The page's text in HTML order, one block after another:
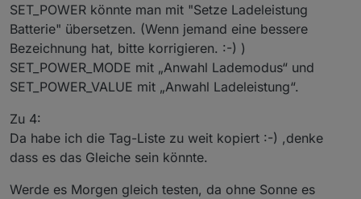
SET_POWER könnte man mit "Setze Ladeleistung
Batterie" übersetzen. (Wenn jemand eine bessere
Bezeichnung hat, bitte korrigieren. :-) )
SET_POWER_MODE mit „Anwahl Lademodus“ und
SET_POWER_VALUE mit „Anwahl Ladeleistung“.
Zu 4:
Da habe ich die Tag-Liste zu weit kopiert :-) ,denke
dass es das Gleiche sein könnte.
Werde es Morgen gleich testen, da ohne Sonne es